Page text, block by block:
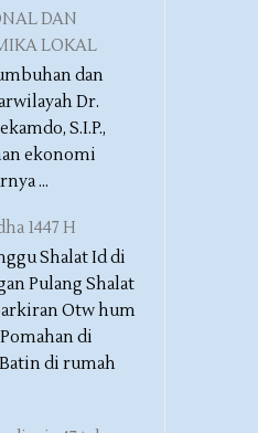
DAN
LOKAL
dan
Dr.
S.I.P.,
ekonomi
...
1447 H
Shalat Id di
Pulang Shalat
Otw hum
di
di rumah